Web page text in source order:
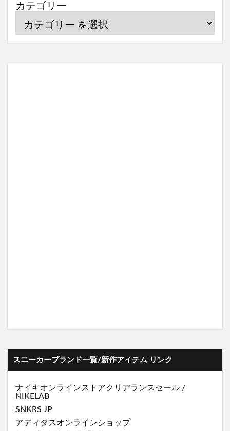
カテゴリー
スニーカーブランド一覧/新作アイテム リンク
ナイキオンラインストアクリアランスセール /
NIKELAB
SNKRS JP
アディダスオンラインショップ